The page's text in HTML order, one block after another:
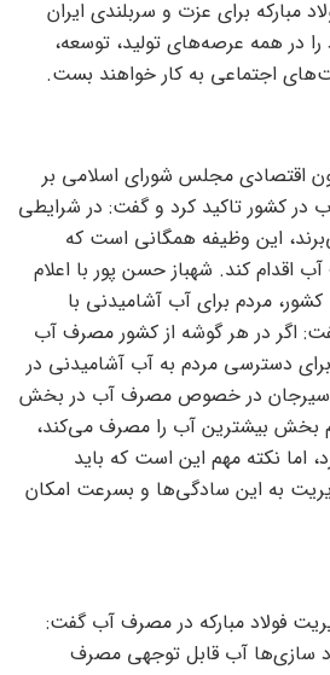
مبارکه برای عزت و سربلندی ایران
در همه عرصه‌های تولید، توسعه،
اجتماعی به کار خواهند بست.
اقتصادی مجلس شورای اسلامی بر
کشور تاکید کرد و گفت: در شرایطی
این وظیفه همگانی است که
کند. شهباز حسن پور با اعلام
کشور، مردم برای آب آشامیدنی با
اگر در هر گوشه از کشور مصرف آب
دسترسی مردم به آب آشامیدنی در
سیرجان در خصوص مصرف آب در بخش
بخش بیشترین آب را مصرف می‌کند،
اما نکته مهم این است که باید
به این سادگی‌ها و بسرعت امکان
فولاد مبارکه در مصرف آب گفت:
سازی‌ها آب قابل توجهی مصرف